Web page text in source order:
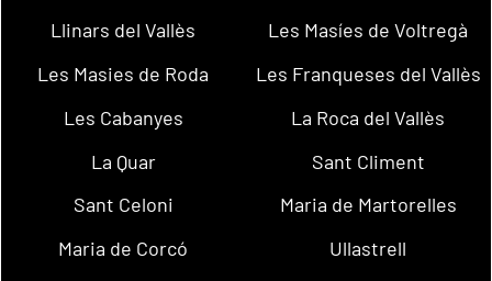
Llinars del Vallès
Les Masíes de Voltregà
Les Masies de Roda
Les Franqueses del Vallès
Les Cabanyes
La Roca del Vallès
La Quar
Sant Climent
Sant Celoni
Maria de Martorelles
Maria de Corcó
Ullastrell